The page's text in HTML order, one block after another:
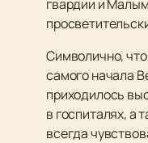
гвардии и
Символично,
самого начала
приходилось
в госпиталях, а
всегда